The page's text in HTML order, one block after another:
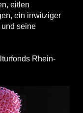
eitlen
ein irrwitziger
seine
Rhein-